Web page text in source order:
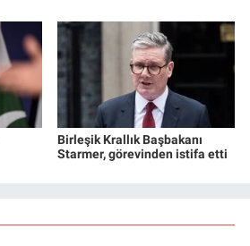
Birleşik Krallık Başbakanı
Starmer, görevinden istifa etti